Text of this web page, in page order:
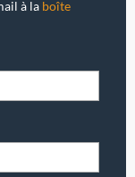
à la boîte